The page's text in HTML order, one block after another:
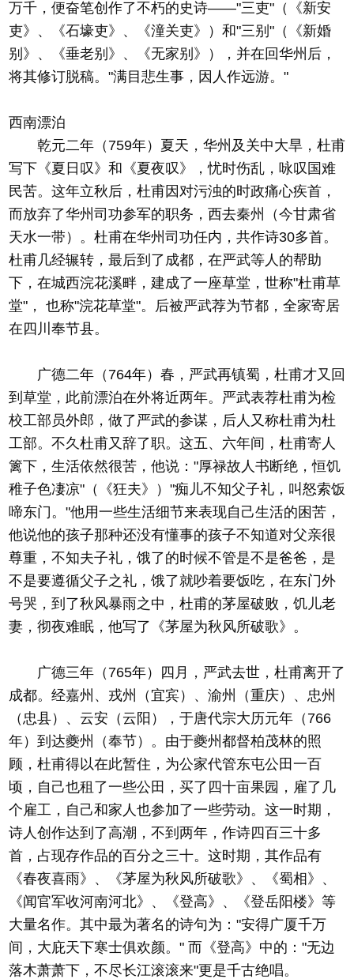
万千，便奋笔创作了不朽的史诗——"三吏"（《新安
吏》、《石壕吏》、《潼关吏》）和"三别"（《新婚
别》、《垂老别》、《无家别》），并在回华州后，
将其修订脱稿。"满目悲生事，因人作远游。"
西南漂泊
乾元二年（759年）夏天，华州及关中大旱，杜甫
写下《夏日叹》和《夏夜叹》，忧时伤乱，咏叹国难
民苦。这年立秋后，杜甫因对污浊的时政痛心疾首，
而放弃了华州司功参军的职务，西去秦州（今甘肃省
天水一带）。杜甫在华州司功任内，共作诗30多首。
杜甫几经辗转，最后到了成都，在严武等人的帮助
下，在城西浣花溪畔，建成了一座草堂，世称"杜甫草
堂"， 也称"浣花草堂"。后被严武荐为节都，全家寄居
在四川奉节县。
广德二年（764年）春，严武再镇蜀，杜甫才又回
到草堂，此前漂泊在外将近两年。严武表荐杜甫为检
校工部员外郎，做了严武的参谋，后人又称杜甫为杜
工部。不久杜甫又辞了职。这五、六年间，杜甫寄人
篱下，生活依然很苦，他说："厚禄故人书断绝，恒饥
稚子色凄凉"（《狂夫》）"痴儿不知父子礼，叫怒索饭
啼东门。"他用一些生活细节来表现自己生活的困苦，
他说他的孩子那种还没有懂事的孩子不知道对父亲很
尊重，不知夫子礼，饿了的时候不管是不是爸爸，是
不是要遵循父子之礼，饿了就吵着要饭吃，在东门外
号哭，到了秋风暴雨之中，杜甫的茅屋破败，饥儿老
妻，彻夜难眠，他写了《茅屋为秋风所破歌》。
广德三年（765年）四月，严武去世，杜甫离开了
成都。经嘉州、戎州（宜宾）、渝州（重庆）、忠州
（忠县）、云安（云阳），于唐代宗大历元年（766
年）到达夔州（奉节）。由于夔州都督柏茂林的照
顾，杜甫得以在此暂住，为公家代管东屯公田一百
顷，自己也租了一些公田，买了四十亩果园，雇了几
个雇工，自己和家人也参加了一些劳动。这一时期，
诗人创作达到了高潮，不到两年，作诗四百三十多
首，占现存作品的百分之三十。这时期，其作品有
《春夜喜雨》、《茅屋为秋风所破歌》、《蜀相》、
《闻官军收河南河北》、《登高》、《登岳阳楼》等
大量名作。其中最为著名的诗句为："安得广厦千万
间，大庇天下寒士俱欢颜。" 而《登高》中的："无边
落木萧萧下，不尽长江滚滚来"更是千古绝唱。